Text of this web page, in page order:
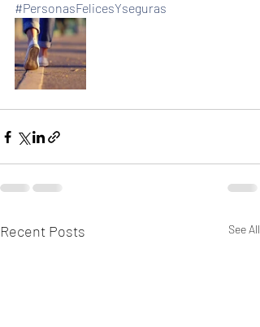
#PersonasFelicesYseguras
Recent Posts See All